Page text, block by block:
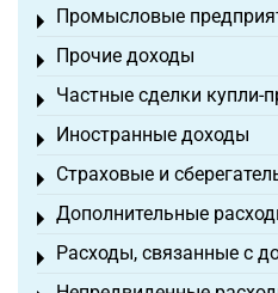
Промысловые
Toggle menu
Прочие доходы
Toggle menu
Частные сделки купли-
Toggle menu
Иностранные доходы
Toggle menu
Страховые и
Toggle menu
Дополнительные
Toggle menu
Расходы, связанные с
Toggle menu